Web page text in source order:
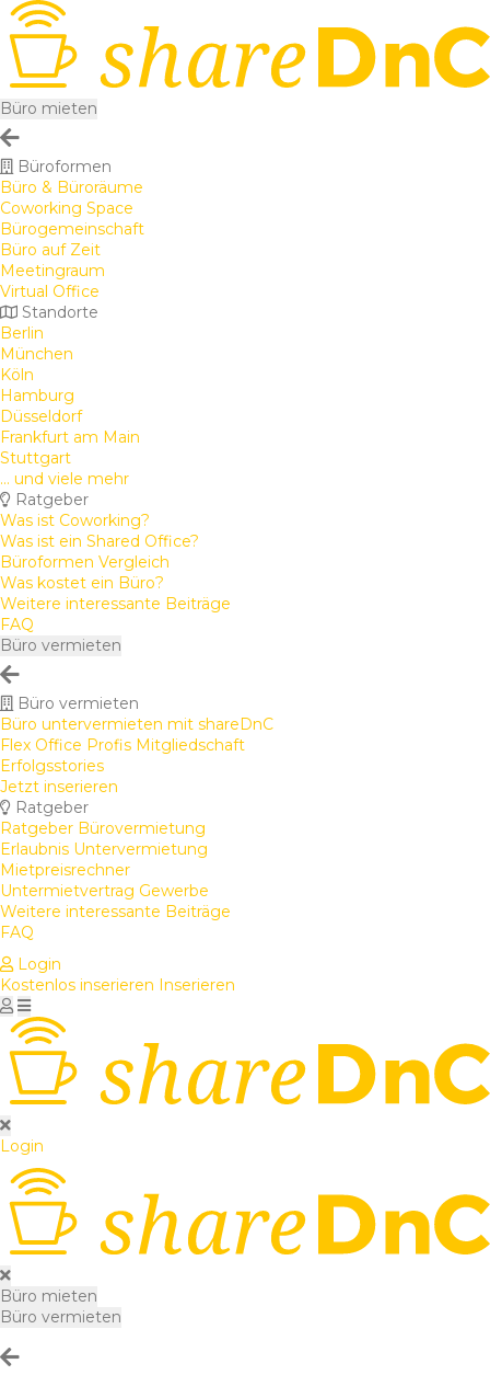
Büro mieten
Büroformen
Büro & Büroräume
Coworking Space
Bürogemeinschaft
Büro auf Zeit
Meetingraum
Virtual Office
Standorte
Berlin
München
Köln
Hamburg
Düsseldorf
Frankfurt am Main
Stuttgart
... und viele mehr
Ratgeber
Was ist Coworking?
Was ist ein Shared Office?
Büroformen Vergleich
Was kostet ein Büro?
Weitere interessante Beiträge
FAQ
Büro vermieten
Büro vermieten
Büro untervermieten mit shareDnC
Flex Office Profis Mitgliedschaft
Erfolgsstories
Jetzt inserieren
Ratgeber
Ratgeber Bürovermietung
Erlaubnis Untervermietung
Mietpreisrechner
Untermietvertrag Gewerbe
Weitere interessante Beiträge
FAQ
Login
Kostenlos inserieren Inserieren
Login
Büro mieten
Büro vermieten